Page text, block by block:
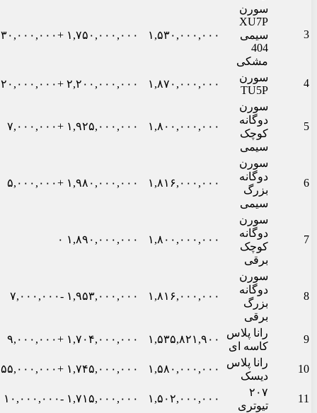
3
سورن
XU7P
سیمی
404
مشکی
۱,۵۳۰,۰۰۰,۰۰۰ ۱,۷۵۰,۰۰۰,۰۰۰ +۳۰,۰۰۰,۰۰۰
4
سورن
TU5P
۱,۸۷۰,۰۰۰,۰۰۰ ۲,۲۰۰,۰۰۰,۰۰۰ +۲۰,۰۰۰,۰۰۰
5
سورن
دوگانه
کوچک
سیمی
۱,۸۰۰,۰۰۰,۰۰۰ ۱,۹۲۵,۰۰۰,۰۰۰ +۷,۰۰۰,۰۰۰
6
سورن
دوگانه
بزرگ
سیمی
۱,۸۱۶,۰۰۰,۰۰۰ ۱,۹۸۰,۰۰۰,۰۰۰ +۵,۰۰۰,۰۰۰
7
سورن
دوگانه
کوچک
برقی
۱,۸۰۰,۰۰۰,۰۰۰ ۱,۸۹۰,۰۰۰,۰۰۰ ۰
8
سورن
دوگانه
بزرگ
برقی
۱,۸۱۶,۰۰۰,۰۰۰ ۱,۹۵۳,۰۰۰,۰۰۰ -۷,۰۰۰,۰۰۰
9
رانا پلاس
کاسه ای
۱,۵۳۵,۸۲۱,۹۰۰ ۱,۷۰۴,۰۰۰,۰۰۰ +۹,۰۰۰,۰۰۰
10
رانا پلاس
دیسک
۱,۵۸۰,۰۰۰,۰۰۰ ۱,۷۴۵,۰۰۰,۰۰۰ +۵۵,۰۰۰,۰۰۰
11
۲۰۷
تیوتری
۱,۵۰۲,۰۰۰,۰۰۰ ۱,۷۱۵,۰۰۰,۰۰۰ -۱۰,۰۰۰,۰۰۰